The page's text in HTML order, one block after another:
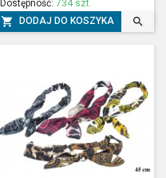
Dostępność: 734 szt.
 DODAJ DO KOSZYKA 